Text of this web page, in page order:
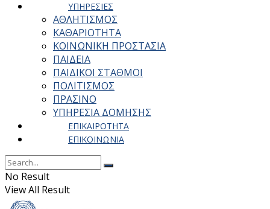
ΥΠΗΡΕΣΙΕΣ
ΑΘΛΗΤΙΣΜΟΣ
ΚΑΘΑΡΙΟΤΗΤΑ
ΚΟΙΝΩΝΙΚΗ ΠΡΟΣΤΑΣΙΑ
ΠΑΙΔΕΙΑ
ΠΑΙΔΙΚΟΙ ΣΤΑΘΜΟΙ
ΠΟΛΙΤΙΣΜΟΣ
ΠΡΑΣΙΝΟ
ΥΠΗΡΕΣΙΑ ΔΟΜΗΣΗΣ
ΕΠΙΚΑΙΡΟΤΗΤΑ
ΕΠΙΚΟΙΝΩΝΙΑ
No Result
View All Result